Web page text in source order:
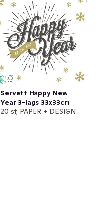
Servett Happy New
Year 3-lags 33x33cm
20 st, PAPER + DESIGN